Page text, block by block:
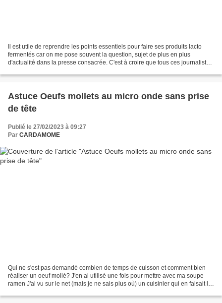
Il est utile de reprendre les points essentiels pour faire ses produits lacto
fermentés car on me pose souvent la question, sujet de plus en plus
d'actualité dans la presse consacrée. C'est à croire que tous ces journalistes
Astuce Oeufs mollets au micro onde sans prise
de tête
Publié le 27/02/2023 à 09:27
Par CARDAMOME
Qui ne s'est pas demandé combien de temps de cuisson et comment bien
réaliser un oeuf mollé? J'en ai utilisé une fois pour mettre avec ma soupe
ramen J'ai vu sur le net (mais je ne sais plus où) un cuisinier qui en faisait la